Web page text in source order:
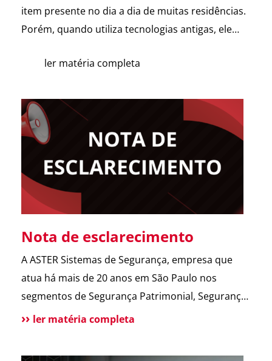
item presente no dia a dia de muitas residências.
Porém, quando utiliza tecnologias antigas, ele
segurança. Alguns sistemas de portões
seja, o controle envia sempre o mesmo sinal para
abrir o portão. Esse […]
ler matéria completa
Nota de esclarecimento
A ASTER Sistemas de Segurança, empresa que
atua há mais de 20 anos em São Paulo nos
segmentos de Segurança Patrimonial, Segurança
Pessoal, Portaria e Facilities, vem a público
ler matéria completa